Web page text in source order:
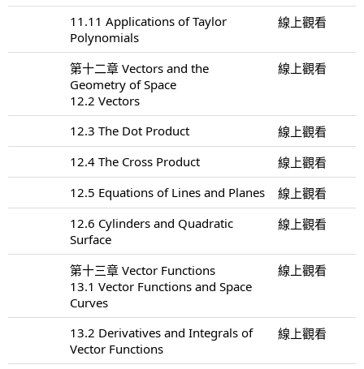
11.11 Applications of Taylor
Polynomials
線上觀看
第十二章 Vectors and the
Geometry of Space
12.2 Vectors
線上觀看
12.3 The Dot Product
線上觀看
12.4 The Cross Product
線上觀看
12.5 Equations of Lines and Planes
線上觀看
12.6 Cylinders and Quadratic
Surface
線上觀看
第十三章 Vector Functions
13.1 Vector Functions and Space
Curves
線上觀看
13.2 Derivatives and Integrals of
Vector Functions
線上觀看